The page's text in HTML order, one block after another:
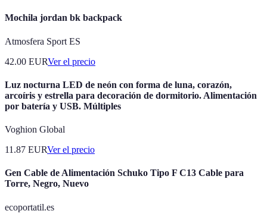
Mochila jordan bk backpack
Atmosfera Sport ES
42.00 EURVer el precio
Luz nocturna LED de neón con forma de luna, corazón,
arcoíris y estrella para decoración de dormitorio. Alimentación
por batería y USB. Múltiples
Voghion Global
11.87 EURVer el precio
Gen Cable de Alimentación Schuko Tipo F C13 Cable para
Torre, Negro, Nuevo
ecoportatil.es